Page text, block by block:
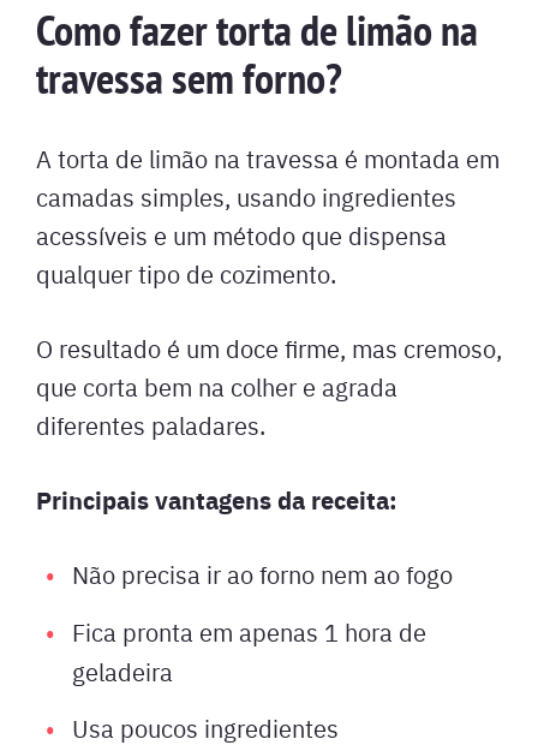
Como fazer torta de limão na
travessa sem forno?
A torta de limão na travessa é montada em
camadas simples, usando ingredientes
acessíveis e um método que dispensa
qualquer tipo de cozimento.
O resultado é um doce firme, mas cremoso,
que corta bem na colher e agrada
diferentes paladares.
Principais vantagens da receita:
Não precisa ir ao forno nem ao fogo
Fica pronta em apenas 1 hora de
geladeira
Usa poucos ingredientes